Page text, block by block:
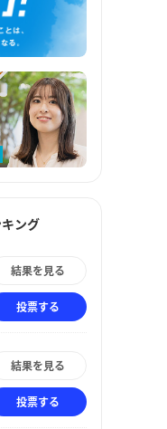
ング
結果を見る
投票する
結果を見る
投票する